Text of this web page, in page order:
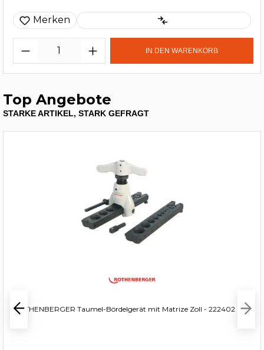
Merken
IN DEN WARENKORB
Top Angebote
STARKE ARTIKEL, STARK GEFRAGT
ROTHENBERGER Taumel-Bördelgerät mit Matrize Zoll - 222402